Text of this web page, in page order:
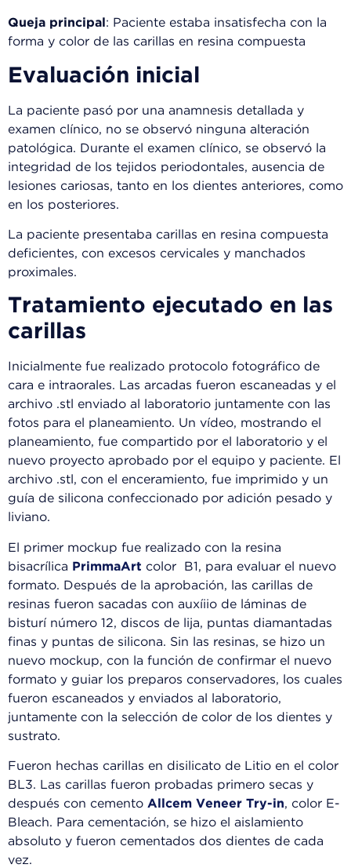
Queja principal : Paciente estaba insatisfecha con la
forma y color de las carillas en resina compuesta
Evaluación inicial
La paciente pasó por una anamnesis detallada y
examen clínico, no se observó ninguna alteración
patológica. Durante el examen clínico, se observó la
integridad de los tejidos periodontales, ausencia de
lesiones cariosas, tanto en los dientes anteriores, como
en los posteriores.
La paciente presentaba carillas en resina compuesta
deficientes, con excesos cervicales y manchados
proximales.
Tratamiento ejecutado en las
carillas
Inicialmente fue realizado protocolo fotográfico de
cara e intraorales. Las arcadas fueron escaneadas y el
archivo .stl enviado al laboratorio juntamente con las
fotos para el planeamiento. Un vídeo, mostrando el
planeamiento, fue compartido por el laboratorio y el
nuevo proyecto aprobado por el equipo y paciente. El
archivo .stl, con el enceramiento, fue imprimido y un
guía de silicona confeccionado por adición pesado y
liviano.
El primer mockup fue realizado con la resina
bisacrílica PrimmaArt color B1, para evaluar el nuevo
formato. Después de la aprobación, las carillas de
resinas fueron sacadas con auxíiio de láminas de
bisturí número 12, discos de lija, puntas diamantadas
finas y puntas de silicona. Sin las resinas, se hizo un
nuevo mockup, con la función de confirmar el nuevo
formato y guiar los preparos conservadores, los cuales
fueron escaneados y enviados al laboratorio,
juntamente con la selección de color de los dientes y
sustrato.
Fueron hechas carillas en disilicato de Litio en el color
BL3. Las carillas fueron probadas primero secas y
después con cemento Allcem Veneer Try-in, color E-
Bleach. Para cementación, se hizo el aislamiento
absoluto y fueron cementados dos dientes de cada
vez.